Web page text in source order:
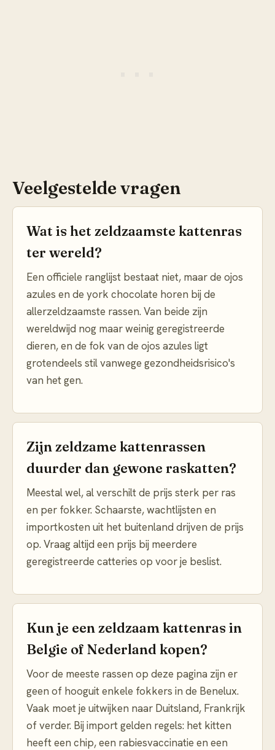
Veelgestelde vragen
Wat is het zeldzaamste kattenras
ter wereld?
Een officiele ranglijst bestaat niet, maar de ojos
azules en de york chocolate horen bij de
allerzeldzaamste rassen. Van beide zijn
wereldwijd nog maar weinig geregistreerde
dieren, en de fok van de ojos azules ligt
grotendeels stil vanwege gezondheidsrisico's
van het gen.
Zijn zeldzame kattenrassen
duurder dan gewone raskatten?
Meestal wel, al verschilt de prijs sterk per ras
en per fokker. Schaarste, wachtlijsten en
importkosten uit het buitenland drijven de prijs
op. Vraag altijd een prijs bij meerdere
geregistreerde catteries op voor je beslist.
Kun je een zeldzaam kattenras in
Belgie of Nederland kopen?
Voor de meeste rassen op deze pagina zijn er
geen of hooguit enkele fokkers in de Benelux.
Vaak moet je uitwijken naar Duitsland, Frankrijk
of verder. Bij import gelden regels: het kitten
heeft een chip, een rabiesvaccinatie en een